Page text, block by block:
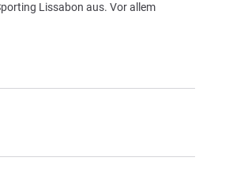
Lissabon aus. Vor allem